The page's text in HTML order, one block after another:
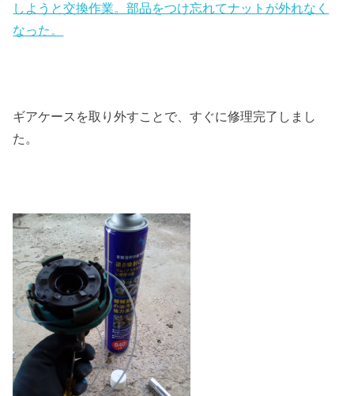
しようと交換作業。部品をつけ忘れてナットが外れなく
なった。
ギアケースを取り外すことで、すぐに修理完了しまし
た。